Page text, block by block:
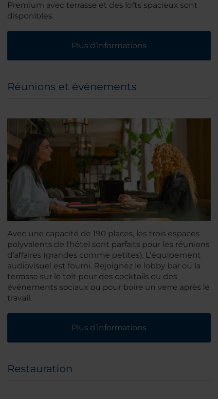
Premium avec terrasse et des lofts spacieux sont
disponibles.
Plus d’informations
Réunions et événements
Avec une capacité de 190 places, les trois espaces
polyvalents de l'hôtel sont parfaits pour les réunions
d'affaires (grandes comme petites). L'équipement
audiovisuel est fourni. Rejoignez le lobby bar ou la
terrasse sur le toit pour des cocktails ou des
événements sociaux ou pour boire un verre après le
travail.
Plus d’informations
Restauration